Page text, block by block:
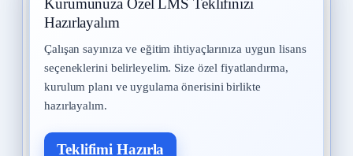
9
28 Temmuz 2025 · 14 okuma
10 İş Güvenliği Tarihi
15 Eylül 2025 · 13 okuma
Kurumunuza Özel LMS Teklifinizi
Hazırlayalım
Çalışan sayınıza ve eğitim ihtiyaçlarınıza uygun lisans
seçeneklerini belirleyelim. Size özel fiyatlandırma,
kurulum planı ve uygulama önerisini birlikte
hazırlayalım.
Teklifimi Hazırla